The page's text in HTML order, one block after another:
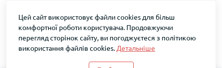
ТМ Скарб © 2026
Цей сайт використовує файли cookies для більш
комфортної роботи користувача. Продовжуючи
перегляд сторінок сайту, ви погоджуєтеся з політикою
використання файлів cookies. Детальніше